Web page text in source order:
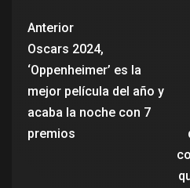
Anterior
Oscars 2024,
‘Oppenheimer’ es la
mejor película del año y
acaba la noche con 7
premios